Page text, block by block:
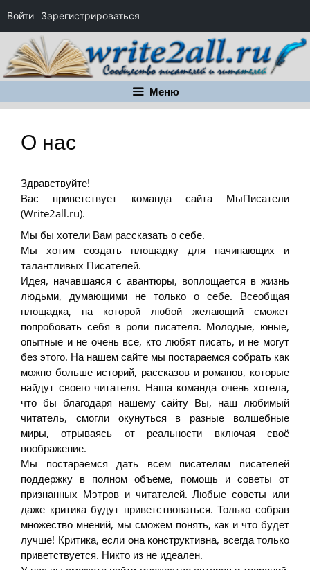
Перейти
содержимому
Меню
О нас
Здравствуйте!
Вас приветствует команда сайта МыПисатели
(Write2all.ru).
Мы бы хотели Вам рассказать о себе.
Мы хотим создать площадку для начинающих и
талантливых Писателей.
Идея, начавшаяся с авантюры, воплощается в жизнь
людьми, думающими не только о себе. Всеобщая
площадка, на которой любой желающий сможет
попробовать себя в роли писателя. Молодые, юные,
опытные и не очень все, кто любят писать, и не могут
без этого. На нашем сайте мы постараемся собрать как
можно больше историй, рассказов и романов, которые
найдут своего читателя. Наша команда очень хотела,
что бы благодаря нашему сайту Вы, наш любимый
читатель, смогли окунуться в разные волшебные
миры, отрываясь от реальности включая своё
воображение.
Мы постараемся дать всем писателям писателей
поддержку в полном объеме, помощь и советы от
признанных Мэтров и читателей. Любые советы или
даже критика будут приветствоваться. Только собрав
множество мнений, мы сможем понять, как и что будет
лучше! Критика, если она конструктивна, всегда только
приветствуется. Никто из не идеален.
Войти Зарегистрироваться